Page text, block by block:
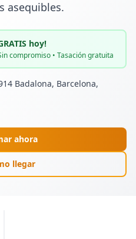
asequibles.
hoy!
compromiso • Tasación gratuita
Badalona, Barcelona,
ahora
llegar